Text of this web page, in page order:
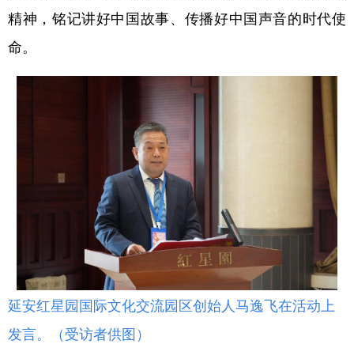
精神，铭记讲好中国故事、传播好中国声音的时代使
命。
延安红星园国际文化交流园区创始人马逸飞在活动上
发言。（受访者供图）